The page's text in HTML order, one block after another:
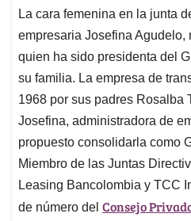
La cara femenina en la junta
empresaria Josefina Agudelo,
quien ha sido presidenta del
su familia. La empresa de
1968 por sus padres Rosalba
Josefina, administradora de
propuesto consolidarla como
Miembro de las Juntas
Leasing Bancolombia y TCC
de número del Consejo